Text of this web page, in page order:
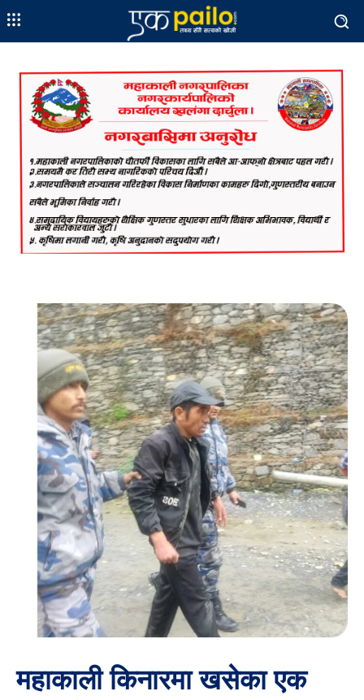
महाकाली किनारमा खसेका एक